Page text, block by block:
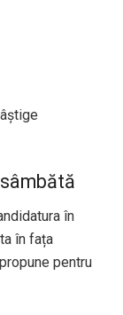
în
în fața
pentru